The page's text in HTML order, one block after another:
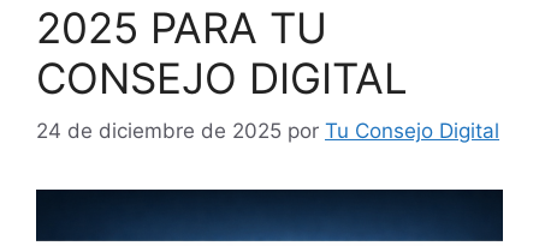
2025 PARA TU
CONSEJO DIGITAL
24 de diciembre de 2025 por Tu Consejo Digital